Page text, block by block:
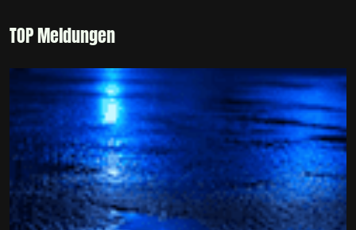
TOP Meldungen